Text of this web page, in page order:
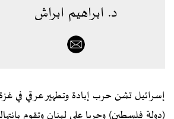
د. ابراهيم ابراش
إسرائيل تشن حرب إبادة وتطهير عرقي في
(دولة فلسطين) وحربا على لبنان وتقوم